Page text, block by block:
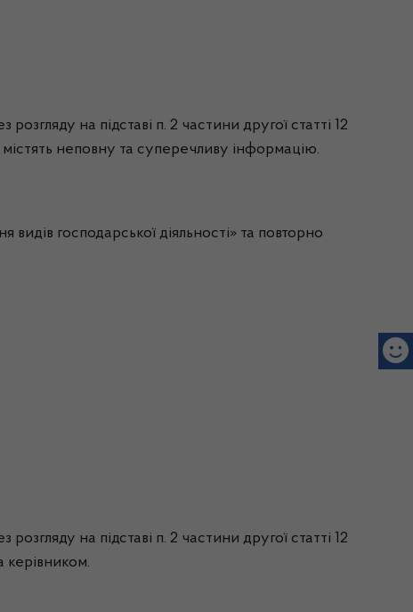
на підставі п. 2 частини другої статті 12
містять неповну та суперечливу інформацію.
господарської діяльності» та повторно
на підставі п. 2 частини другої статті 12
керівником.